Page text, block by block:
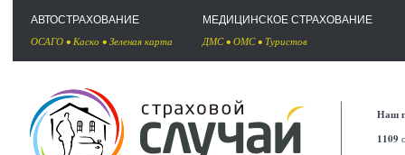
АВТОСТРАХОВАНИЕ
ОСАГО • Каско • Зеленая карта
МЕДИЦИНСКОЕ СТРАХОВАНИЕ
ДМС• ОМС• Туристов
Наш
1109